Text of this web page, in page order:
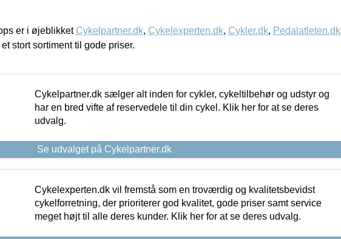
er i øjeblikket Cykelpartner.dk, Cykelexperten.dk, Cykler.dk, Pedalatleten.dk
stort sortiment til gode priser.
Cykelpartner.dk sælger alt inden for cykler, cykeltilbehør og udstyr og
har en bred vifte af reservedele til din cykel. Klik her for at se deres
udvalg.
Se udvalget på Cykelpartner.dk
Cykelexperten.dk vil fremstå som en troværdig og kvalitetsbevidst
cykelforretning, der prioriterer god kvalitet, gode priser samt service
meget højt til alle deres kunder. Klik her for at se deres udvalg.